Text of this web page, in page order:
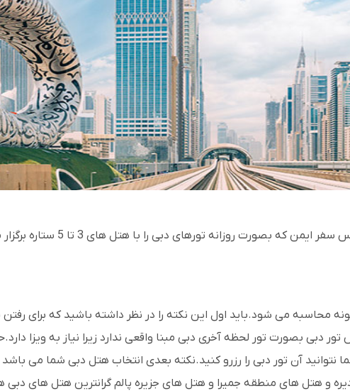
اگر قصد سفر به تور دبی
تور دبی بصورت تور لحظه آخری دبی مبنا واقعی ندارد زیرا نیاز به ویزا
آن تور دبی را رزرو کنید.نکته بعدی انتخاب هتل دبی شما می
دیره و هتل های منطقه جمیرا و هتل های جزیره پالم گرانترین هتل